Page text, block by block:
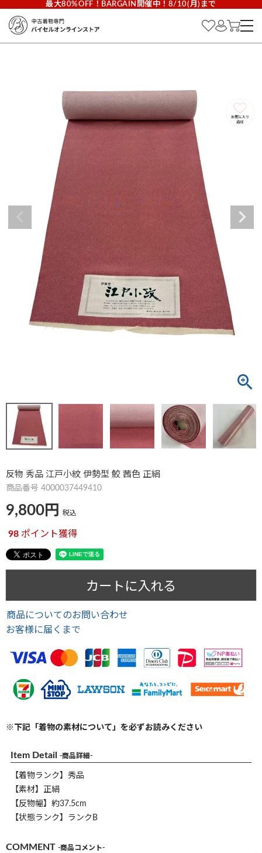
最大80%OFF！BARGAIN開催中！8/10(月)まで
反物 秀品 江戸小紋 伊勢型 鮫 茜色 正絹
商品番号 4000037449410
9,800 税込
98 ポイント獲得
カートに入れる
商品についてのお問い合わせ
お客様に届くまで
※下記「着物の素材について」を必ずお読みください
Item Detail -商品詳細-
【着物ランク】秀品
【素材】正絹
【反物幅】約37.5cm
【状態ランク】ランクB
COMMENT -商品コメント-